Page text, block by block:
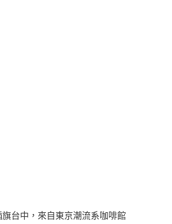
台中，來自東京潮流系咖啡館